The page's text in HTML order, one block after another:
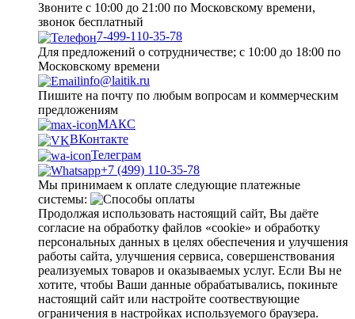
Звоните с 10:00 до 21:00 по Московскому времени,
звонок бесплатный
7-499-110-35-78
Для предложений о сотрудничестве; с 10:00 до 18:00 по
Московскому времени
info@laitik.ru
Пишите на почту по любым вопросам и коммерческим
предложениям
МАКС
ВКонтакте
Телеграм
+7 (499) 110-35-78
Мы принимаем к оплате следующие платежные
системы:
Продолжая использовать настоящий сайт, Вы даёте
согласие на обработку файлов «cookie» и обработку
персональных данных в целях обеспечения и улучшения
работы сайта, улучшения сервиса, совершенствования
реализуемых товаров и оказываемых услуг. Если Вы не
хотите, чтобы Ваши данные обрабатывались, покиньте
настоящий сайт или настройте соотвествующие
ограничения в настройках используемого браузера.